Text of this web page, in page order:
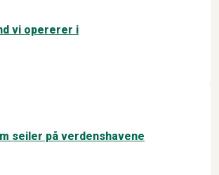
vi opererer i
seiler på verdenshavene